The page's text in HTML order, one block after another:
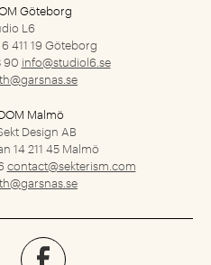
Göteborg
L6
411 19 Göteborg
90 info@studiol6.se
Malmö
Design AB
14211 45 Malmö
contact@sekterism.com